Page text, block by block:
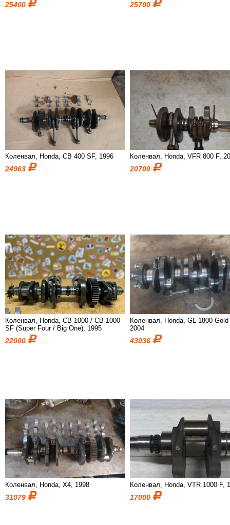
25400 25700
Коленвал, Honda, CB 400 SF, 1996
24963
Коленвал, Honda, VFR 800 F,
20700
Коленвал, Honda, CB 1000 / CB 1000
SF (Super Four / Big One), 1995
22000
Коленвал, Honda, GL 1800
2004
43036
Коленвал, Honda, X4, 1998
31079
Коленвал, Honda, VTR 1000 F,
17000